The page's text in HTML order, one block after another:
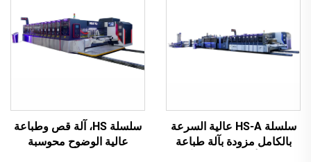
سلسلة HS-A عالية السرعة
بالكامل مزودة بآلة طباعة
سلسلة HS، آلة قص وطباعة
عالية الوضوح محوسبة